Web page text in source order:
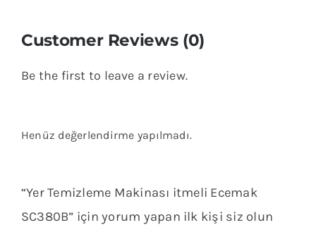
Customer Reviews (0)
Be the first to leave a review.
Henüz değerlendirme yapılmadı.
“Yer Temizleme Makinası itmeli Ecemak
SC380B” için yorum yapan ilk kişi siz olun